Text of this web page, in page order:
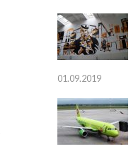
01.09.2019